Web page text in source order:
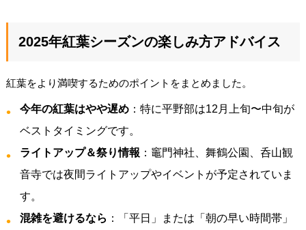
2025年紅葉シーズンの楽しみ方アドバイス
紅葉をより満喫するためのポイントをまとめました。
今年の紅葉はやや遅め：特に平野部は12月上旬〜中旬が
ベストタイミングです。
ライトアップ＆祭り情報 ：竈門神社、舞鶴公園、呑山観
音寺では夜間ライトアップやイベントが予定されていま
す。
混雑を避けるなら ：「平日」または「朝の早い時間帯」